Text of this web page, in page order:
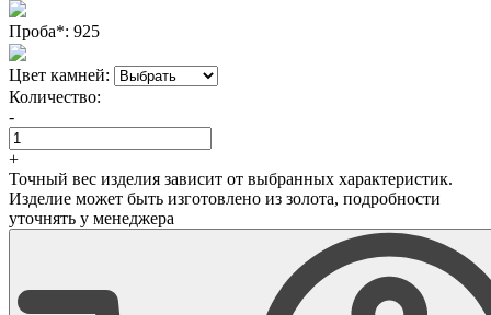
Проба*: 925
Цвет камней:
Количество:
-
+
Точный вес изделия зависит от выбранных характеристик.
Изделие может быть изготовлено из золота, подробности
уточнять у менеджера